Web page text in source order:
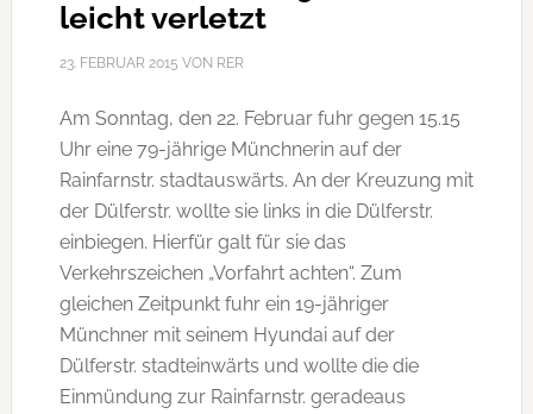
leicht verletzt
23. FEBRUAR 2015 VON RER
Am Sonntag, den 22. Februar fuhr gegen 15.15
Uhr eine 79-jährige Münchnerin auf der
Rainfarnstr. stadtauswärts. An der Kreuzung mit
der Dülferstr. wollte sie links in die Dülferstr.
einbiegen. Hierfür galt für sie das
Verkehrszeichen „Vorfahrt achten“. Zum
gleichen Zeitpunkt fuhr ein 19-jähriger
Münchner mit seinem Hyundai auf der
Dülferstr. stadteinwärts und wollte die die
Einmündung zur Rainfarnstr. geradeaus